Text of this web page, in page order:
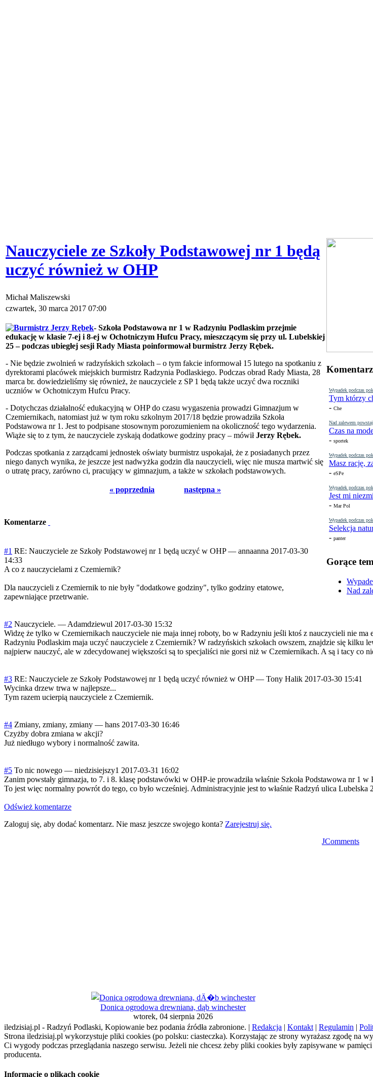
Wypadek podczas
Tym którzy
- Che
Nad zalewem
Czas na
- sportek
Wypadek podczas
Masz rację,
- eSPe
Wypadek podczas
Jest mi
- Mar Pol
Wypadek podczas
Selekcja
- panter
Gorące
Nad
Nauczyciele ze Szkoły Podstawowej nr 1 będą
uczyć również w OHP
Michał Maliszewski
czwartek, 30 marca 2017 07:00
- Szkoła Podstawowa nr 1 w Radzyniu Podlaskim przejmie
edukację w klasie 7-ej i 8-ej w Ochotniczym Hufcu Pracy, mieszczącym się przy ul. Lubelskiej
25 – podczas ubiegłej sesji Rady Miasta poinformował burmistrz Jerzy Rębek.
- Nie będzie zwolnień w radzyńskich szkołach – o tym fakcie informował 15 lutego na spotkaniu z
dyrektorami placówek miejskich burmistrz Radzynia Podlaskiego. Podczas obrad Rady Miasta, 28
marca br. dowiedzieliśmy się również, że nauczyciele z SP 1 będą także uczyć dwa roczniki
uczniów w Ochotniczym Hufcu Pracy.
- Dotychczas działalność edukacyjną w OHP do czasu wygaszenia prowadzi Gimnazjum w
Czemiernikach, natomiast już w tym roku szkolnym 2017/18 będzie prowadziła Szkoła
Podstawowa nr 1. Jest to podpisane stosownym porozumieniem na okoliczność tego wydarzenia.
Wiąże się to z tym, że nauczyciele zyskają dodatkowe godziny pracy – mówiłJerzy Rębek.
Podczas spotkania z zarządcami jednostek oświaty burmistrz uspokajał, że z posiadanych przez
niego danych wynika, że jeszcze jest nadwyżka godzin dla nauczycieli, więc nie musza martwić się
o utratę pracy, zarówno ci, pracujący w gimnazjum, a także w szkołach podstawowych.
« poprzednia następna »
Komentarze
#1 RE: Nauczyciele ze Szkoły Podstawowej nr 1 będą uczyć w OHP— annaanna 2017-03-30
14:33
A co z nauczycielami z Czemiernik?
Dla nauczycieli z Czemiernik to nie były "dodatkowe godziny", tylko godziny etatowe,
zapewniające przetrwanie.
#2 Nauczyciele. — Adamdziewul 2017-03-30 15:32
Widzę że tylko w Czemiernikach nauczyciele nie maja innej roboty, bo w Radzyniu jeśli ktoś z nauczycieli nie
Radzyniu Podlaskim maja uczyć nauczyciele z Czemiernik? W radzyńskich szkołach owszem, znajdzie się
najpierw nauczyć, ale w zdecydowanej większości są to specjaliści nie gorsi niż w Czemiernikach. A są i tacy co
#3 RE: Nauczyciele ze Szkoły Podstawowej nr 1 będą uczyć również w OHP— Tony Halik 2017-03-30 15:41
Wycinka drzew trwa w najlepsze...
Tym razem ucierpią nauczyciele z Czemiernik.
#4 Zmiany, zmiany, zmiany — hans 2017-03-30 16:46
Czyżby dobra zmiana w akcji?
Już niedługo wybory i normalność zawita.
#5 To nic nowego — niedzisiejszy1 2017-03-31 16:02
Zanim powstały gimnazja, to 7. i 8. klasę podstawówki w OHP-ie prowadziła właśnie Szkoła Podstawowa nr 1 w
To jest więc normalny powrót do tego, co było wcześniej. Administracyjnie jest to właśnie Radzyń ulica
Odśwież komentarze
Zaloguj się, aby dodać komentarz. Nie masz jeszcze swojego konta? Zarejestruj się.
JComments
Donica ogrodowa drewniana, dąb winchester
wtorek, 04 sierpnia 2026
iledzisiaj.pl - Radzyń Podlaski, Kopiowanie bez podania źródła zabronione. | Redakcja | Kontakt | Regulamin |
Strona iledzisiaj.pl wykorzystuje pliki cookies (po polsku: ciasteczka). Korzystając ze strony wyrażasz zgodę na
Ci wygody podczas przeglądania naszego serwisu. Jeżeli nie chcesz żeby pliki cookies były zapisywane w
producenta.
Informacje o plikach cookie